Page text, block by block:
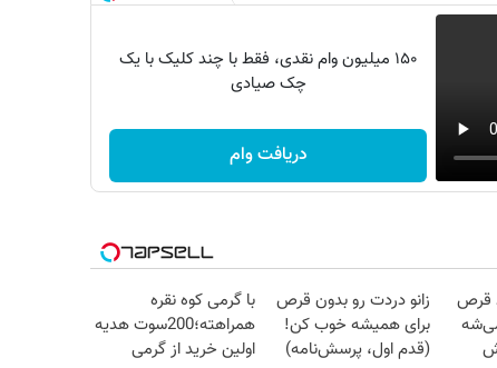
۱۵۰ میلیون وام نقدی، فقط با چند کلیک با یک
چک صیادی
دریافت وام
قرص
زانو دردت رو بدون قرص
برای همیشه خوب کن!
(قدم اول، پرسش‌نامه)
با گرمی کوه نقره
همراهته؛200سوت هدیه
اولین خرید از گرمی